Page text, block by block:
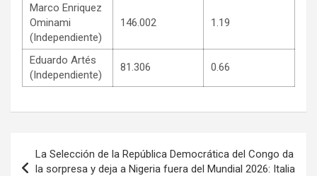
Marco Enriquez
Ominami
(Independiente)
146.002 1.19
Eduardo Artés
(Independiente)
81.306 0.66
de
La Selección de la República Democrática del Congo da
la sorpresa y deja a Nigeria fuera del Mundial 2026: Italia